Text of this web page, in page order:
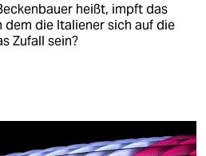
heißt, impft das
dem die Italiener sich auf die
Zufall sein?